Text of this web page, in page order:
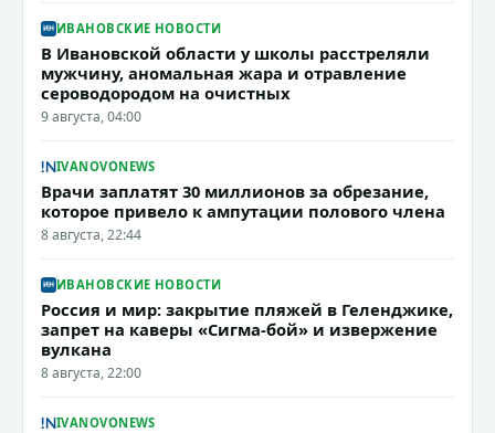
ИВАНОВСКИЕ НОВОСТИ
В Ивановской области у школы расстреляли
мужчину, аномальная жара и отравление
сероводородом на очистных
9 августа, 04:00
IVANOVONEWS
Врачи заплатят 30 миллионов за обрезание,
которое привело к ампутации полового члена
8 августа, 22:44
ИВАНОВСКИЕ НОВОСТИ
Россия и мир: закрытие пляжей в Геленджике,
запрет на каверы «Сигма-бой» и извержение
вулкана
8 августа, 22:00
IVANOVONEWS